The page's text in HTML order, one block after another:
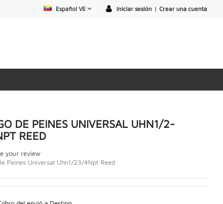
Iniciar sesión | Crear una cuenta
Español VE
DE PEINES UNIVERSAL UHN1/2-
REED
your review
Peines Universal Uhn1/23/4Npt Reed